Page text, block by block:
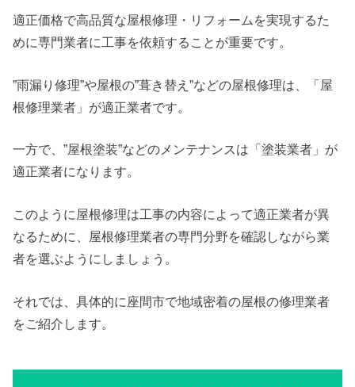
適正価格で高品質な屋根修理・リフォームを実現するた
めに専門業者に工事を依頼することが重要です。
”雨漏り修理”や屋根の”葺き替え”などの屋根修理は、「屋
根修理業者」が適正業者です。
一方で、”屋根塗装”などのメンテナンスは「塗装業者」が
適正業者になります。
このように屋根修理は工事の内容によって適正業者が異
なるために、屋根修理業者の専門分野を確認しながら業
者を選ぶようにしましょう。
それでは、具体的に座間市で地域密着の屋根の修理業者
をご紹介します。